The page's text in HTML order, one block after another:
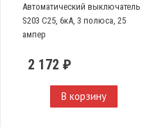
Автоматический выключатель
S203 C25, 6кА, 3 полюса, 25
ампер
2 172 ₽
В корзину